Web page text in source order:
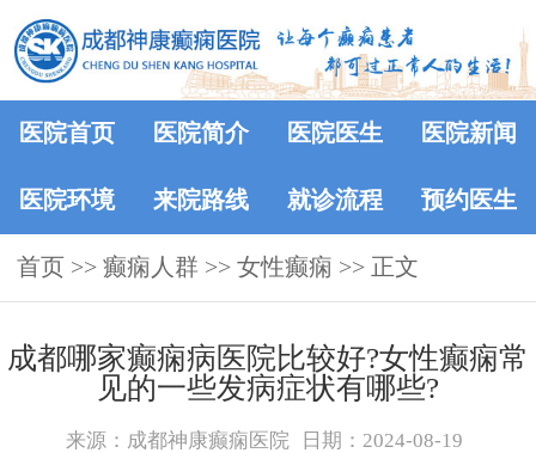
医院首页 医院简介 医院医生 医院新闻
医院环境 来院路线 就诊流程 预约医生
首页 >> 癫痫人群 >> 女性癫痫 >> 正文
成都哪家癫痫病医院比较好?女性癫痫常
见的一些发病症状有哪些?
来源：成都神康癫痫医院 日期：2024-08-19